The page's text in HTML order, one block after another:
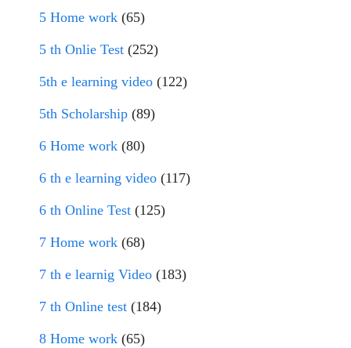
5 Home work (65)
5 th Onlie Test (252)
5th e learning video (122)
5th Scholarship (89)
6 Home work (80)
6 th e learning video (117)
6 th Online Test (125)
7 Home work (68)
7 th e learnig Video (183)
7 th Online test (184)
8 Home work (65)